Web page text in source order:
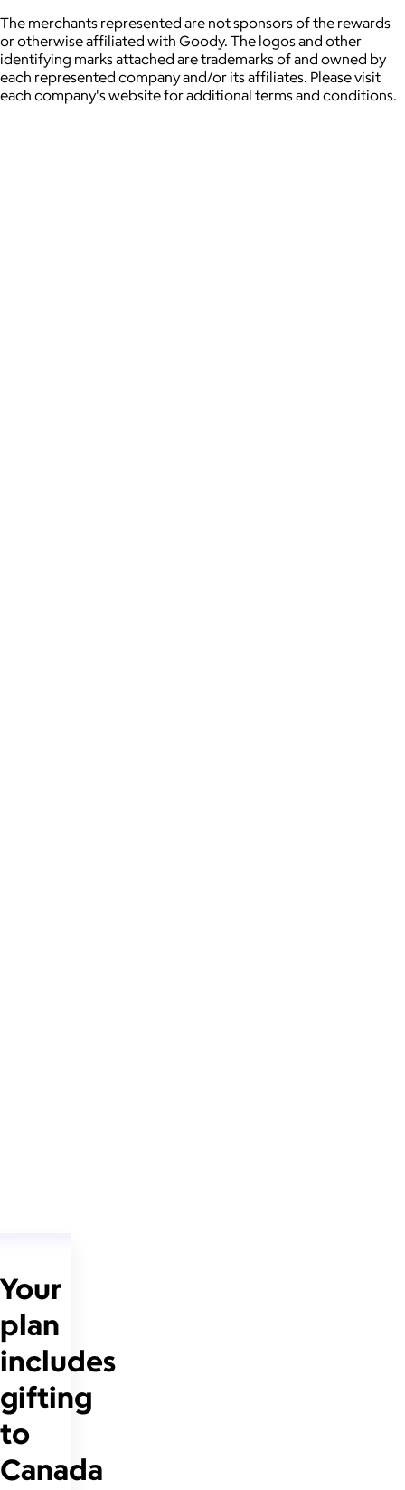
The merchants represented are not sponsors of the rewards
or otherwise affiliated with Goody. The logos and other
identifying marks attached are trademarks of and owned by
each represented company and/or its affiliates. Please visit
each company's website for additional terms and conditions.
Your
plan
includes
gifting
to
Canada